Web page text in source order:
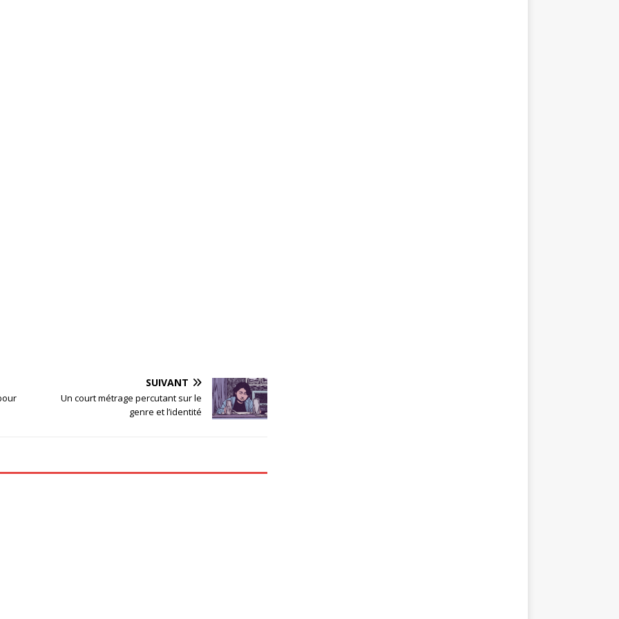
SUIVANT
Un court métrage percutant sur le
genre et l’identité